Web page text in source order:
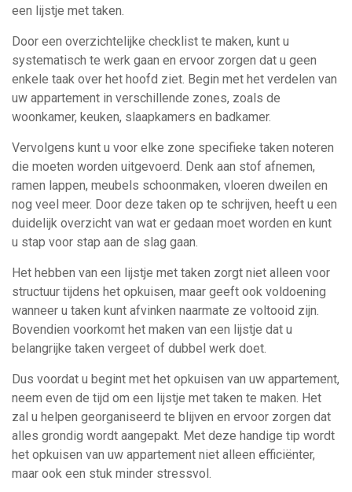
een lijstje met taken.
Door een overzichtelijke checklist te maken, kunt u
systematisch te werk gaan en ervoor zorgen dat u geen
enkele taak over het hoofd ziet. Begin met het verdelen van
uw appartement in verschillende zones, zoals de
woonkamer, keuken, slaapkamers en badkamer.
Vervolgens kunt u voor elke zone specifieke taken noteren
die moeten worden uitgevoerd. Denk aan stof afnemen,
ramen lappen, meubels schoonmaken, vloeren dweilen en
nog veel meer. Door deze taken op te schrijven, heeft u een
duidelijk overzicht van wat er gedaan moet worden en kunt
u stap voor stap aan de slag gaan.
Het hebben van een lijstje met taken zorgt niet alleen voor
structuur tijdens het opkuisen, maar geeft ook voldoening
wanneer u taken kunt afvinken naarmate ze voltooid zijn.
Bovendien voorkomt het maken van een lijstje dat u
belangrijke taken vergeet of dubbel werk doet.
Dus voordat u begint met het opkuisen van uw appartement,
neem even de tijd om een lijstje met taken te maken. Het
zal u helpen georganiseerd te blijven en ervoor zorgen dat
alles grondig wordt aangepakt. Met deze handige tip wordt
het opkuisen van uw appartement niet alleen efficiënter,
maar ook een stuk minder stressvol.